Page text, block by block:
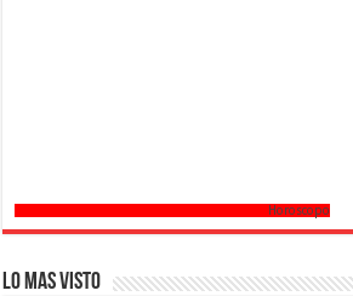
Horoscopo
Lo mas Visto